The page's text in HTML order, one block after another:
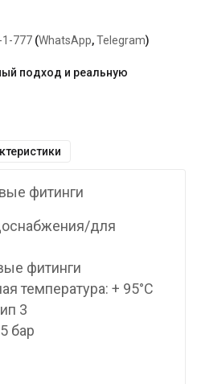
1-777 (WhatsApp,Telegram)
подход и реальную
фитинги
для
фитинги
температура: + 95°С
3
бар